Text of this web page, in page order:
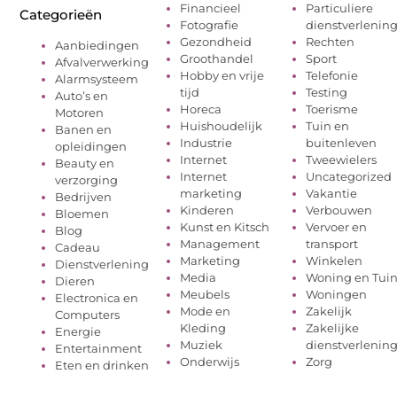
Categorieën
Aanbiedingen
Afvalverwerking
Alarmsysteem
Auto’s en
Motoren
Banen en
opleidingen
Beauty en
verzorging
Bedrijven
Bloemen
Blog
Cadeau
Dienstverlening
Dieren
Electronica en
Computers
Energie
Entertainment
Eten en drinken
Financieel
Fotografie
Gezondheid
Groothandel
Hobby en vrije
tijd
Horeca
Huishoudelijk
Industrie
Internet
Internet
marketing
Kinderen
Kunst en Kitsch
Management
Marketing
Media
Meubels
Mode en
Kleding
Muziek
Onderwijs
Particuliere
dienstverlening
Rechten
Sport
Telefonie
Testing
Toerisme
Tuin en
buitenleven
Tweewielers
Uncategorized
Vakantie
Verbouwen
Vervoer en
transport
Winkelen
Woning en Tuin
Woningen
Zakelijk
Zakelijke
dienstverlening
Zorg